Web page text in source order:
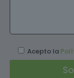
Acepto la